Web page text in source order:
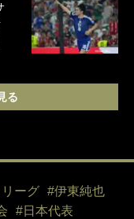
る
ーグ
#伊東純也
#日本代表